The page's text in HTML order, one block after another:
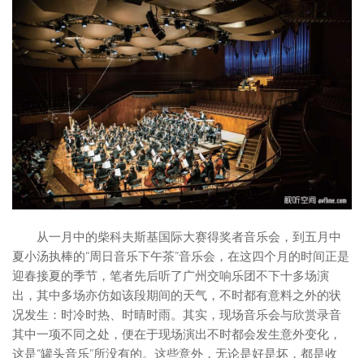
从一月中的柴科夫斯基国际大赛得奖者音乐会，到五月中
夏小汤执棒的“周日音乐下午茶”音乐会，在这四个月的时间正是
迎春接夏的季节，笔者先后听了广州交响乐团不下十多场演
出，其中多场亦仿如该段期间的天气，不时都有意料之外的状
况发生：时冷时热、时晴时雨。其实，现场音乐会与欣赏录音
其中一项不同之处，便在于现场演出不时都会发生意外变化，
这是“罐头音乐”所没有的。这些意外，无论是好是坏，都是收